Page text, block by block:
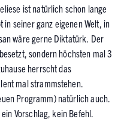
ist natürlich schon lange
seiner ganz eigenen Welt, in
wäre gerne Diktatürk. Der
sondern höchsten mal 3
herrscht das
mal strammstehen.
Programm) natürlich auch.
Vorschlag, kein Befehl.